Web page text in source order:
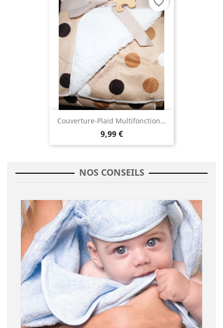
Couverture-Plaid Multifonction...
9,99 €
NOS CONSEILS